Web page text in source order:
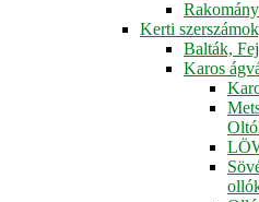
Kerti
Balták,
Karos